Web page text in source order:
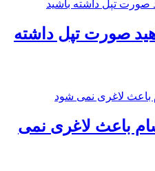
صورت تپل داشته
باعث لاغری نمی